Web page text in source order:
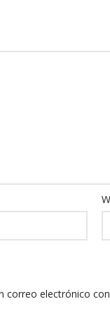
correo electrónico